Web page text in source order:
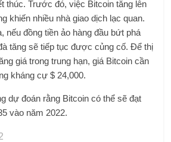
thúc. Trước đó, việc Bitcoin tăng lên
khiến nhiều nhà giao dịch lạc quan.
nếu đồng tiền ảo hàng đầu bứt phá
tăng sẽ tiếp tục được củng cố. Để thị
giá trong trung hạn, giá Bitcoin cần
kháng cự $ 24,000.
dự đoán rằng Bitcoin có thể sẽ đạt
vào năm 2022.